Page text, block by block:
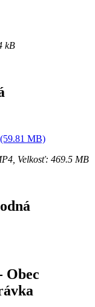
kB
MB)
Velkosť: 469.5 MB
Obec